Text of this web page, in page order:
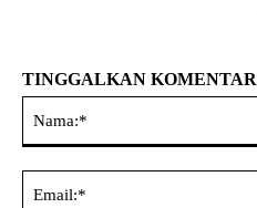
TINGGALKAN KOMENTAR